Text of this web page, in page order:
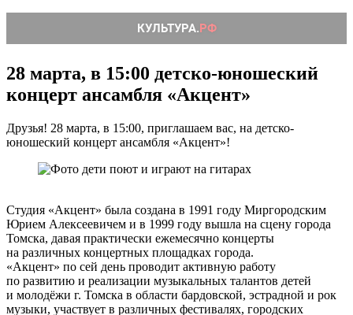
28 марта, в 15:00 детско-юношеский
концерт ансамбля «Акцент»
Друзья! 28 марта, в 15:00, приглашаем вас, на детско-
юношеский концерт ансамбля «Акцент»!
Студия «Акцент» была создана в 1991 году Миргородским
Юрием Алексеевичем и в 1999 году вышла на сцену города
Томска, давая практически ежемесячно концерты
на различных концертных площадках города.
«Акцент» по сей день проводит активную работу
по развитию и реализации музыкальных талантов детей
и молодёжи г. Томска в области бардовской, эстрадной и рок
музыки, участвует в различных фестивалях, городских